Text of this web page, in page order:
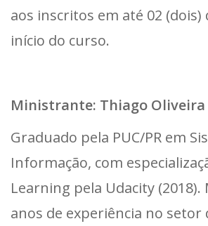
aos inscritos em até 02 (dois)
início do curso.
Ministrante: Thiago Oliveira
Graduado pela PUC/PR em
Informação, com
Learning pela Udacity (2018).
anos de experiência no setor